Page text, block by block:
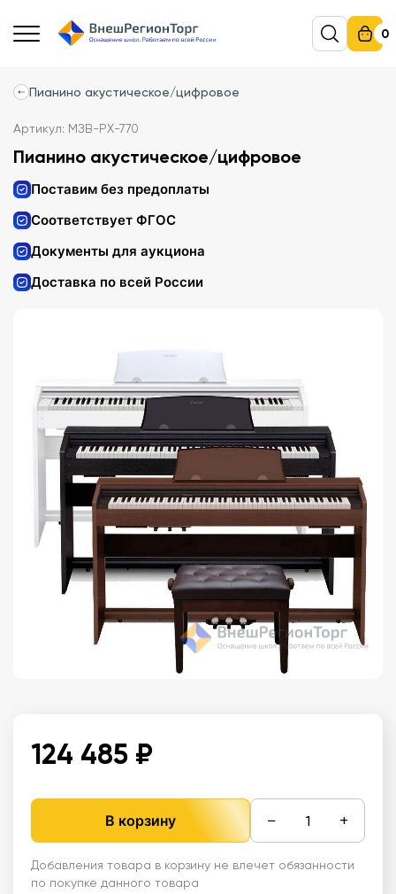
0
Пианино акустическое/цифровое
Артикул: МЗВ-PX-770
Пианино акустическое/цифровое
Поставим без предоплаты
Соответствует ФГОС
Документы для аукциона
Доставка по всей России
124 485 ₽
В корзину − +
Добавления товара в корзину не влечет обязанности
по покупке данного товара